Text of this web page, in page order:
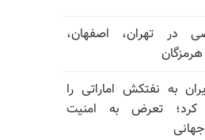
در تهران، اصفهان،
به نفتکش اماراتی را
تعرض به امنیت